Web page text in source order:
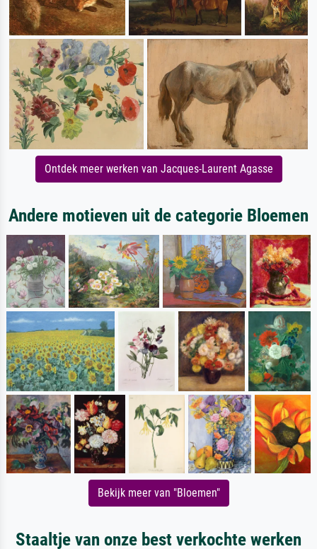
Ontdek meer werken van Jacques-Laurent Agasse
Andere motieven uit de categorie Bloemen
Bekijk meer van "Bloemen"
Staaltje van onze best verkochte werken